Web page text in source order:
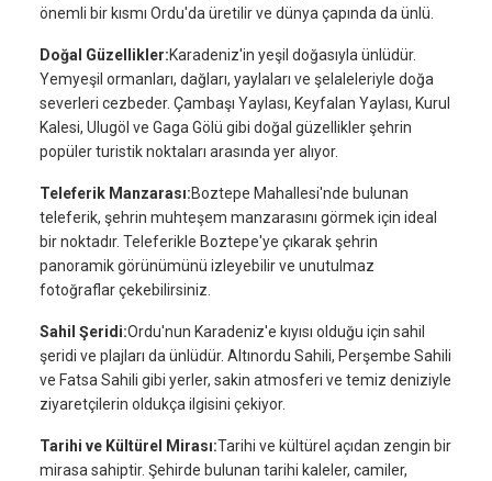
önemli bir kısmı Ordu'da üretilir ve dünya çapında da ünlü.
Doğal Güzellikler:Karadeniz'in yeşil doğasıyla ünlüdür.
Yemyeşil ormanları, dağları, yaylaları ve şelaleleriyle doğa
severleri cezbeder. Çambaşı Yaylası, Keyfalan Yaylası, Kurul
Kalesi, Ulugöl ve Gaga Gölü gibi doğal güzellikler şehrin
popüler turistik noktaları arasında yer alıyor.
Teleferik Manzarası:Boztepe Mahallesi'nde bulunan
teleferik, şehrin muhteşem manzarasını görmek için ideal
bir noktadır. Teleferikle Boztepe'ye çıkarak şehrin
panoramik görünümünü izleyebilir ve unutulmaz
fotoğraflar çekebilirsiniz.
Sahil Şeridi:Ordu'nun Karadeniz'e kıyısı olduğu için sahil
şeridi ve plajları da ünlüdür. Altınordu Sahili, Perşembe Sahili
ve Fatsa Sahili gibi yerler, sakin atmosferi ve temiz deniziyle
ziyaretçilerin oldukça ilgisini çekiyor.
Tarihi ve Kültürel Mirası:Tarihi ve kültürel açıdan zengin bir
mirasa sahiptir. Şehirde bulunan tarihi kaleler, camiler,